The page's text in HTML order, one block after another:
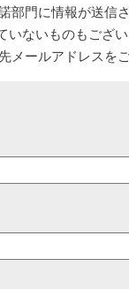
部門に情報が送信
いないものもござ
メールアドレスを